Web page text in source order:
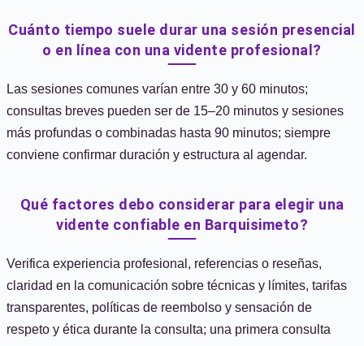
Cuánto tiempo suele durar una sesión presencial
o en línea con una vidente profesional?
Las sesiones comunes varían entre 30 y 60 minutos;
consultas breves pueden ser de 15–20 minutos y sesiones
más profundas o combinadas hasta 90 minutos; siempre
conviene confirmar duración y estructura al agendar.
Qué factores debo considerar para elegir una
vidente confiable en Barquisimeto?
Verifica experiencia profesional, referencias o reseñas,
claridad en la comunicación sobre técnicas y límites, tarifas
transparentes, políticas de reembolso y sensación de
respeto y ética durante la consulta; una primera consulta